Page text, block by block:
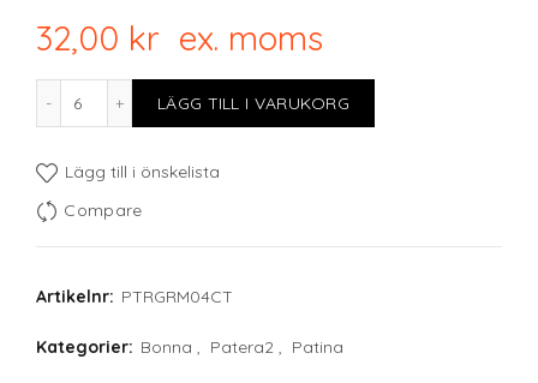
32,00 kr ex. moms
Bonna PATERA kaffefat Ø16cm mängd
LÄGG TILL I VARUKORG
Lägg till i önskelista
Compare
Artikelnr: PTRGRM04CT
Kategorier: Bonna , Patera2 , Patina